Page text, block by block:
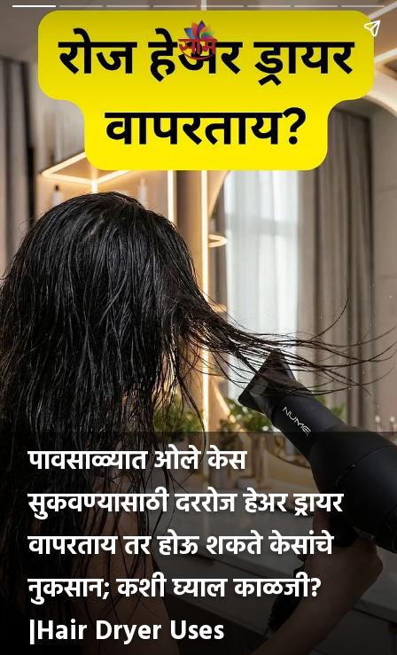
पावसाळ्यात ओले केस
सुकवण्यासाठी दररोज हेअर ड्रायर
वापरताय तर होऊ शकते केसांचे
नुकसान; कशी घ्याल काळजी?
|Hair Dryer Uses